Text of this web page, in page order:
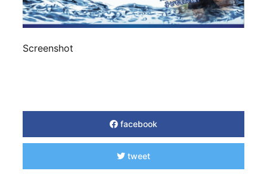
Screenshot
facebook
tweet